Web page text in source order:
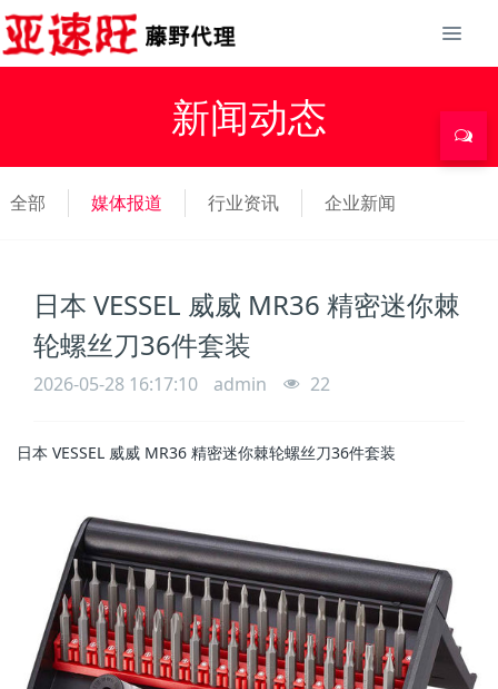
新闻动态
全部 媒体报道 行业资讯 企业新闻
日本 VESSEL 威威 MR36 精密迷你棘
轮螺丝刀36件套装
2026-05-28 16:17:10 admin 22
日本 VESSEL 威威 MR36 精密迷你棘轮螺丝刀36件套装